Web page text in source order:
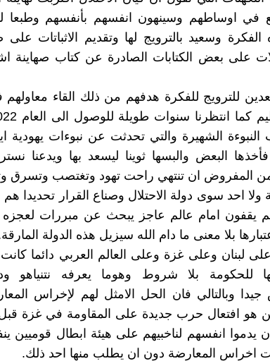
في اوساطهم وسينهون انفسهم بأنفسهم وطبعا
وسعيد بالترويج لها وتقديم الاثباتات
على بعض الكتابات الصادرة عن كتاب صهاينة
للترويج للفكرة هدفهم من ذلك القاء معاولهم
النبوءة الشهيرة والتي تحدثت عن نبوءات يهودية
البعض والبسها ثوينا ليسعد بها ويدعنا
من المفروض ان تنتهي راحت تهود وتغتصب وتسرق
ولا احد سوى دولة الاحتلال وصناع القرار تحديدا
يقفون امام عالم عاجز يبحث عن مبررات
بلا معنى ما دام الله سيزيل هذه الدولة
لبنان وعلى غزة وعلى العالم العربي دائما
للحكومة بلا شروط وهوما يعرفه نتنياهو
وبالتالي فان الحل الامثل لهم لإخراس
هو افتعال حرب جديدة على المقاومة في غزة
يدموا انفسهم لناخبيهم على هيئة ابطال قوميين
اخراس المعارضة دون ان يطلب منها احد ذلك.